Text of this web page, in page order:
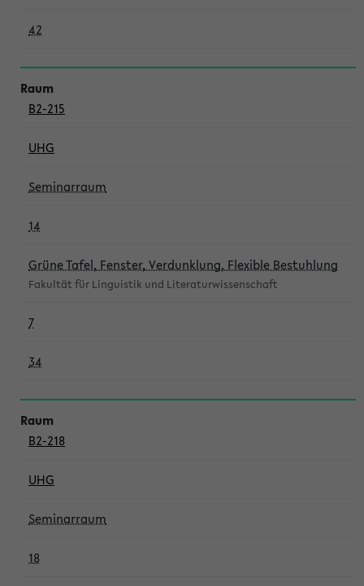
42
B2-215
UHG
Seminarraum
14
Grüne Tafel, Fenster, Verdunklung, Flexible Bestuhlung
Fakultät für Linguistik und Literaturwissenschaft
7
34
B2-218
UHG
Seminarraum
18